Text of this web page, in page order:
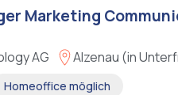
Marketing
AG Alzenau (in
Homeoffice möglich